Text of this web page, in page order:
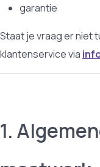
garantie
Staat je vraag er niet
klantenservice via
1.